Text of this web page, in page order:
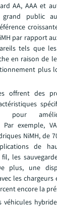
AA, AAA et
grand public
par rapport
tels que
en raison de
plus
offrent des
pour
Par exemple,
NiMH, de
de
les
plus, une
les
encore la
véhicules